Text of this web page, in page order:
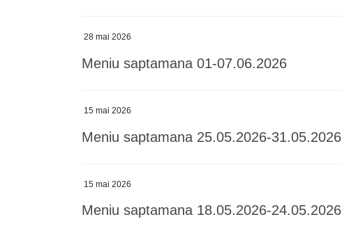
28 mai 2026
Meniu saptamana 01-07.06.2026
15 mai 2026
Meniu saptamana 25.05.2026-31.05.2026
15 mai 2026
Meniu saptamana 18.05.2026-24.05.2026